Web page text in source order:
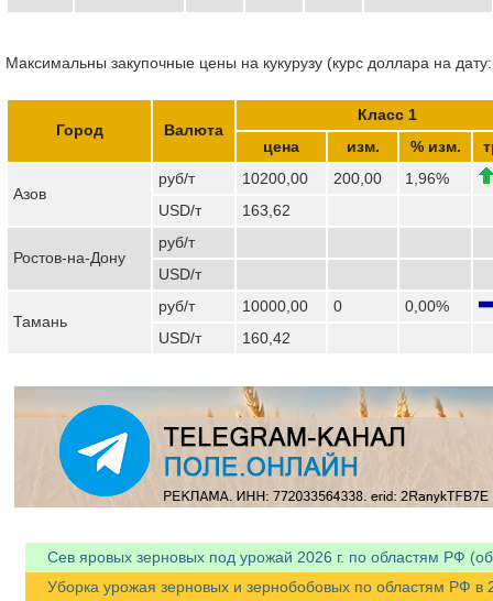
Максимальны закупочные цены на кукурузу (курс доллара на
Город Валюта
Класс 1
цена
изм. % изм.
Азов
руб/т 10200,00 200,00
1,96%
USD/т
163,62
Ростов-на-Дону
руб/т
USD/т
Тамань
руб/т 10000,00 0
0,00%
USD/т
160,42
Сев яровых зерновых под урожай 2026 г. по областям РФ
Уборка урожая зерновых и зернобобовых по областям РФ в